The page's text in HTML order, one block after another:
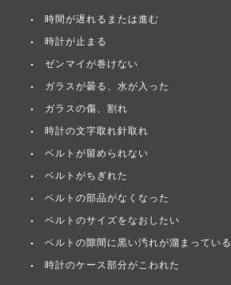
時間が遅れるまたは進む
時計が止まる
ゼンマイが巻けない
ガラスが曇る、水が入った
ガラスの傷、割れ
時計の文字取れ針取れ
ベルトが留められない
ベルトがちぎれた
ベルトの部品がなくなった
ベルトのサイズをなおしたい
ベルトの隙間に黒い汚れが溜まっている
時計のケース部分がこわれた